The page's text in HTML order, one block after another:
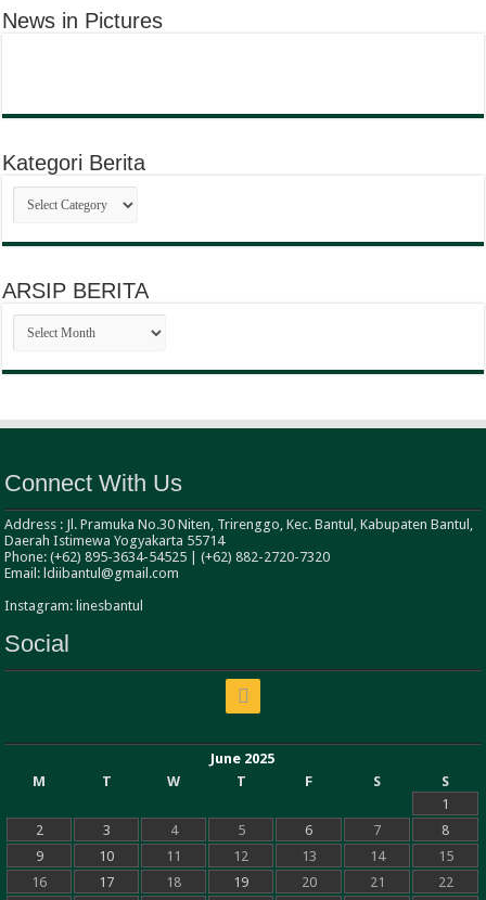
News in Pictures
Kategori Berita
Kategori
Berita
ARSIP BERITA
ARSIP
BERITA
Connect With Us
Address : Jl. Pramuka No.30 Niten, Trirenggo, Kec. Bantul, Kabupaten Bantul,
Daerah Istimewa Yogyakarta 55714
Phone: (+62) 895-3634-54525 | (+62) 882-2720-7320
Email: ldiibantul@gmail.com
Instagram: linesbantul
Social
June 2025
M
T W T F S
S
1
2
3 4 5 6 7
8
9
10 11 12 13 14
15
16
17 18 19 20 21 22